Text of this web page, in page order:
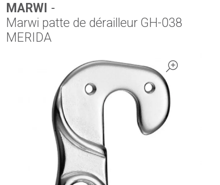
MARWI -
Marwi patte de dérailleur GH-038
MERIDA